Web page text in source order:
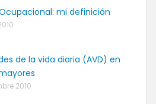
mi definición
de la vida diaria (AVD) en
2010